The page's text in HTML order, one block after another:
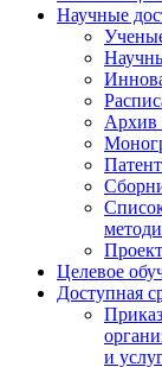
Научные
Архив
Целевое
Доступная
и